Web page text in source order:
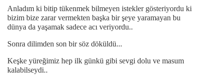
Anladım ki bitip tükenmek bilmeyen istekler gösteriyordu ki
bizim bize zarar vermekten başka bir şeye yaramayan bu
dünya da yaşamak sadece acı veriyordu..
Sonra dilimden son bir söz döküldü...
Keşke yüreğimiz hep ilk günkü gibi sevgi dolu ve masum
kalabilseydi..